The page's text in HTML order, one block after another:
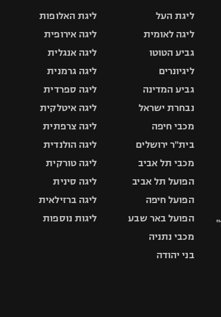
ליגת העל
ליגה לאומית
גביע הטוטו
ליגיונרים
גביע המדינה
נבחרת ישראל
מכבי חיפה
בית"ר ירושלים
מכבי תל אביב
הפועל תל אביב
הפועל חיפה
הפועל באר שבע
מכבי נתניה
בני יהודה
ליגת האלופות
ליגה אירופית
ליגה אנגלית
ליגה גרמנית
ליגה ספרדית
ליגה איטלקית
ליגה צרפתית
ליגה הולנדית
ליגה טורקית
ליגה סינית
ליגה ברזילאית
ליגות נוספות